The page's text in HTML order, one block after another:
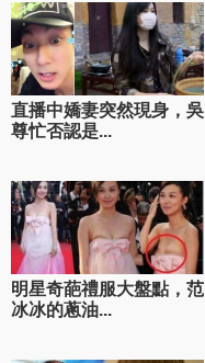
直播中嬌妻突然現身，吳
尊忙否認是...
明星奇葩禮服大盤點，范
冰冰的蔥油...